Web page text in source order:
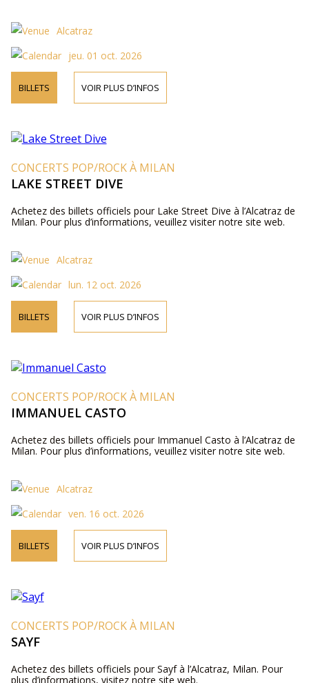
Alcatraz
jeu. 01 oct. 2026
BILLETS VOIR PLUS D’INFOS
CONCERTS POP/ROCK À MILAN
LAKE STREET DIVE
Achetez des billets officiels pour Lake Street Dive à l’Alcatraz de
Milan. Pour plus d’informations, veuillez visiter notre site web.
Alcatraz
lun. 12 oct. 2026
BILLETS VOIR PLUS D’INFOS
CONCERTS POP/ROCK À MILAN
IMMANUEL CASTO
Achetez des billets officiels pour Immanuel Casto à l’Alcatraz de
Milan. Pour plus d’informations, veuillez visiter notre site web.
Alcatraz
ven. 16 oct. 2026
BILLETS VOIR PLUS D’INFOS
CONCERTS POP/ROCK À MILAN
SAYF
Achetez des billets officiels pour Sayf à l’Alcatraz, Milan. Pour
plus d’informations, visitez notre site web.